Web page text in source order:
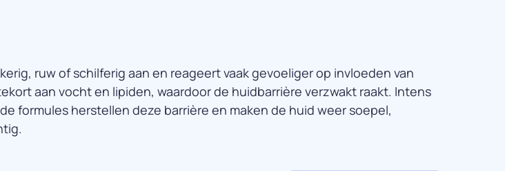
ruw of schilferig aan en reageert vaak gevoeliger op invloeden van
aan vocht en lipiden, waardoor de huidbarrière verzwakt raakt. Intens
formules herstellen deze barrière en maken de huid weer soepel,